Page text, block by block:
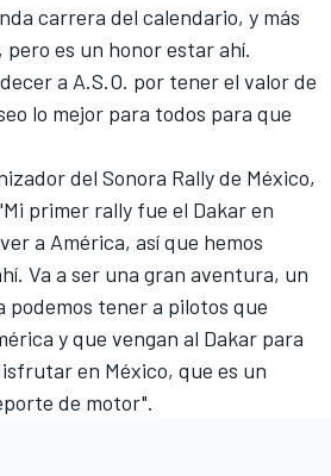
carrera del calendario, y más
pero es un honor estar ahí.
a A.S.O. por tener el valor de
lo mejor para todos para que
del Sonora Rally de México,
primer rally fue el Dakar en
a América, así que hemos
Va a ser una gran aventura, un
podemos tener a pilotos que
y que vengan al Dakar para
en México, que es un
de motor".